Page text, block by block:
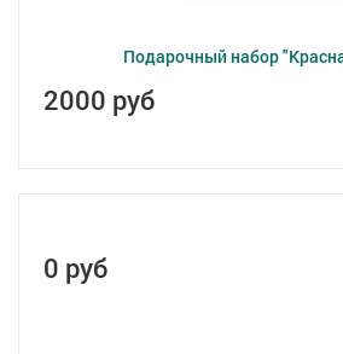
Подарочный набор
2000 руб
0 руб